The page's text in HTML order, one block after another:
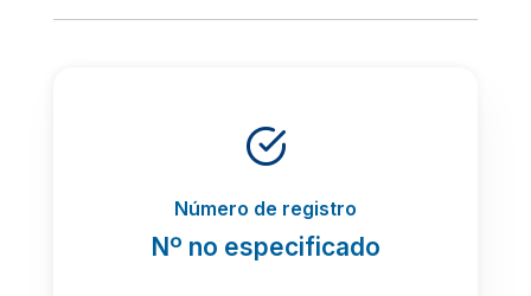
Número de registro
Nº no especificado